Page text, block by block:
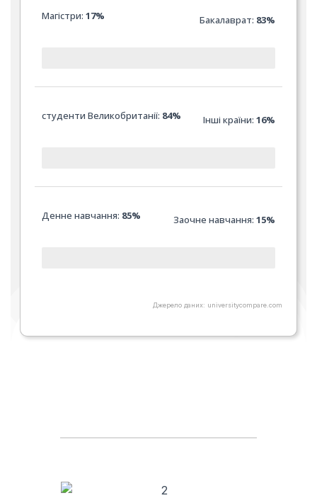
Магістри:17% Бакалаврат: 83%
студенти Великобританії: 84% Інші країни: 16%
Денне навчання: 85% Заочне навчання: 15%
Джерело даних: universitycompare.com